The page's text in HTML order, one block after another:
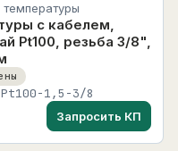
температуры
с кабелем,
Pt100, резьба 3/8",
Pt100-1,5-3/8
Запросить КП